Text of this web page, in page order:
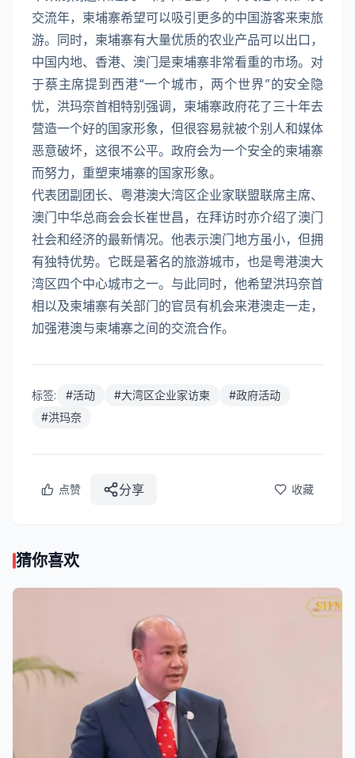
交流年，柬埔寨希望可以吸引更多的中国游客来柬旅
游。同时，柬埔寨有大量优质的农业产品可以出口，
中国内地、香港、澳门是柬埔寨非常看重的市场。对
于蔡主席提到西港“一个城市，两个世界”的安全隐
忧，洪玛奈首相特别强调，柬埔寨政府花了三十年去
营造一个好的国家形象，但很容易就被个别人和媒体
恶意破坏，这很不公平。政府会为一个安全的柬埔寨
而努力，重塑柬埔寨的国家形象。
代表团副团长、粤港澳大湾区企业家联盟联席主席、
澳门中华总商会会长崔世昌，在拜访时亦介绍了澳门
社会和经济的最新情况。他表示澳门地方虽小，但拥
有独特优势。它既是著名的旅游城市，也是粤港澳大
湾区四个中心城市之一。与此同时，他希望洪玛奈首
相以及柬埔寨有关部门的官员有机会来港澳走一走，
加强港澳与柬埔寨之间的交流合作。
标签: #活动 #大湾区企业家访柬 #政府活动
#洪玛奈
点赞 分享 收藏
猜你喜欢